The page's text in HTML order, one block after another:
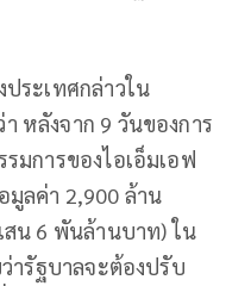
ประเทศกล่าวใน
หลังจาก 9 วันของการ
มการของไอเอ็มเอฟ
มูลค่า 2,900 ล้าน
น 6 พันล้านบาท) ใน
ารัฐบาลจะต้องปรับ